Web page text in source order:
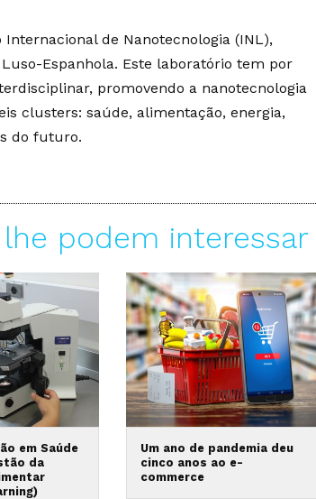
de Nanotecnologia (INL),
Espanhola. Este laboratório tem por
promovendo a nanotecnologia
clusters: saúde, alimentação, energia,
do futuro.
podem interessar
em Saúde
da
Um ano de pandemia deu
cinco anos ao e-
commerce